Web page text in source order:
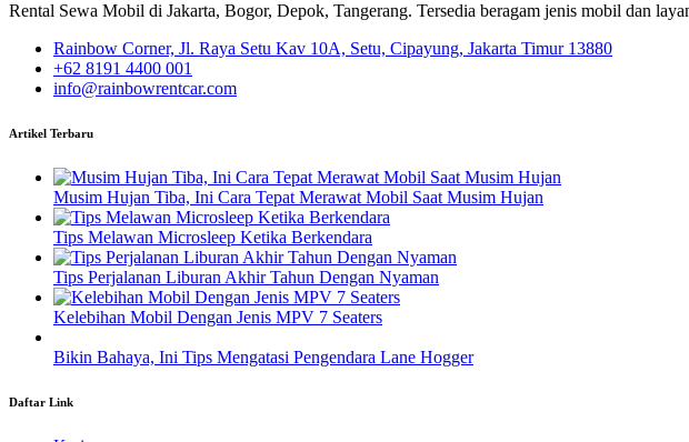
Rental Sewa Mobil di Jakarta, Bogor, Depok, Tangerang. Tersedia beragam jenis mobil dan
Rainbow Corner, Jl. Raya Setu Kav 10A, Setu, Cipayung, Jakarta Timur 13880
+62 8191 4400 001
info@rainbowrentcar.com
Artikel Terbaru
Musim Hujan Tiba, Ini Cara Tepat Merawat Mobil Saat Musim Hujan
Tips Melawan Microsleep Ketika Berkendara
Tips Perjalanan Liburan Akhir Tahun Dengan Nyaman
Kelebihan Mobil Dengan Jenis MPV 7 Seaters
Bikin Bahaya, Ini Tips Mengatasi Pengendara Lane Hogger
Daftar Link